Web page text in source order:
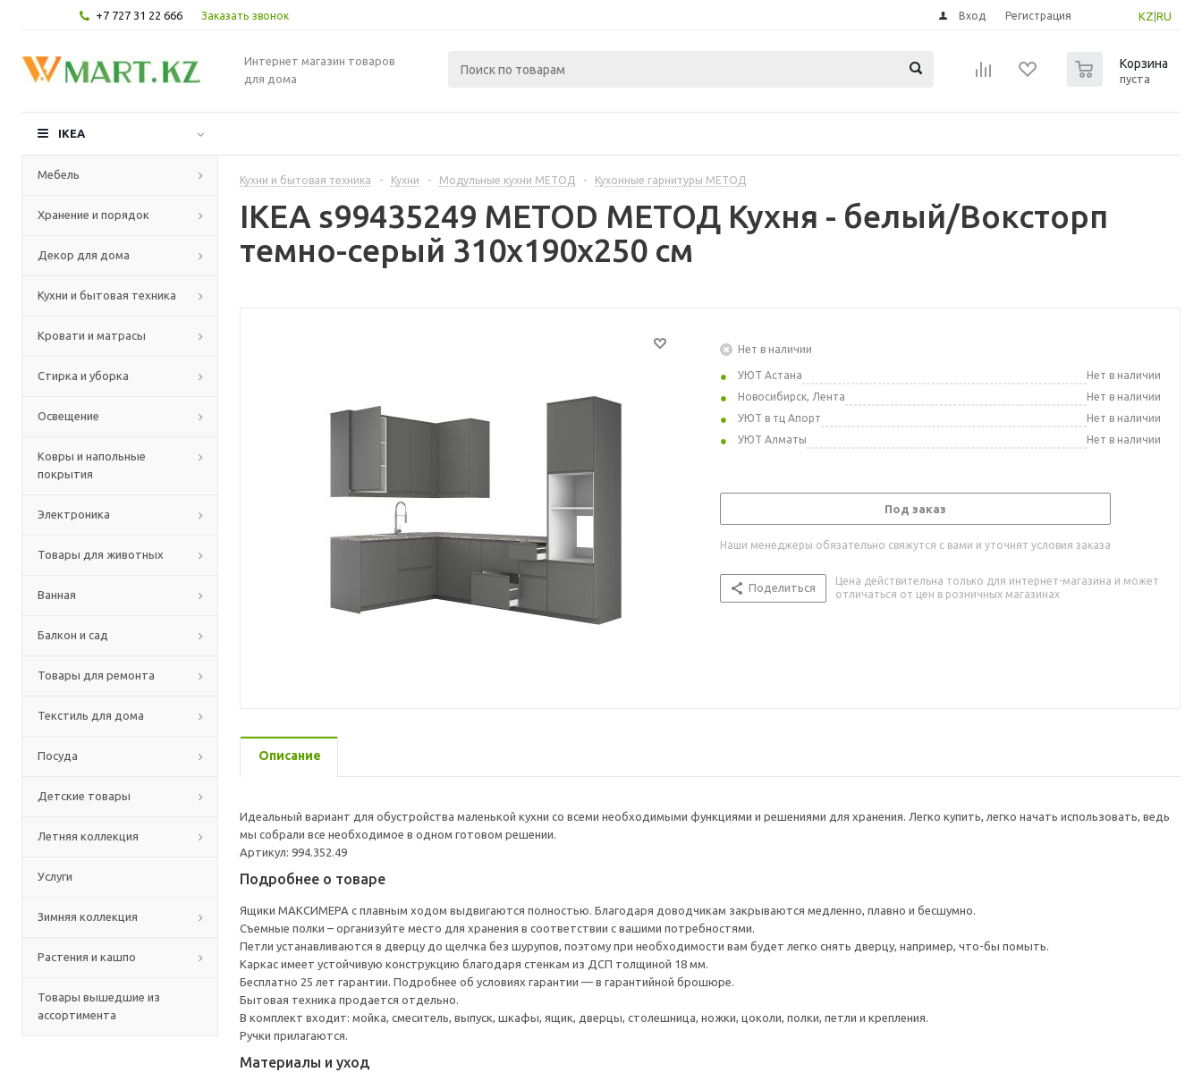
+7 727 31 22 666 Заказать звонок KZ RU
Вход Регистрация
Интернет магазин товаров
для дома
Корзина
пуста
IKEA
Мебель
Хранение и порядок
Декор для дома
Кухни и бытовая техника
Кровати и матрасы
Стирка и уборка
Освещение
Ковры и напольные
покрытия
Электроника
Товары для животных
Ванная
Балкон и сад
Товары для ремонта
Текстиль для дома
Посуда
Детские товары
Летняя коллекция
Услуги
Зимняя коллекция
Растения и кашпо
Товары вышедшие из
ассортимента
Кухни и бытовая техника - Кухни - Модульные кухни МЕТОД - Кухонные гарнитуры МЕТОД
IKEA s99435249 METOD МЕТОД Кухня - белый/Воксторп
темно-серый 310x190x250 см
Нет в наличии
УЮТ Астана
Нет в наличии
Новосибирск, Лента
Нет в наличии
УЮТ в тц Апорт
Нет в наличии
УЮТ Алматы
Нет в наличии
Под заказ
Наши менеджеры обязательно свяжутся с вами и уточнят условия заказа
Поделиться
Цена действительна только для интернет-магазина и может
отличаться от цен в розничных магазинах
Описание
Идеальный вариант для обустройства маленькой кухни со всеми необходимыми функциями и решениями для хранения. Легко купить, легко начать использовать, ведь
мы собрали все необходимое в одном готовом решении.
Артикул: 994.352.49
Подробнее о товаре
Ящики МАКСИМЕРА с плавным ходом выдвигаются полностью. Благодаря доводчикам закрываются медленно, плавно и бесшумно.
Съемные полки – организуйте место для хранения в соответствии с вашими потребностями.
Петли устанавливаются в дверцу до щелчка без шурупов, поэтому при необходимости вам будет легко снять дверцу, например, что-бы помыть.
Каркас имеет устойчивую конструкцию благодаря стенкам из ДСП толщиной 18 мм.
Бесплатно 25 лет гарантии. Подробнее об условиях гарантии — в гарантийной брошюре.
Бытовая техника продается отдельно.
В комплект входит: мойка, смеситель, выпуск, шкафы, ящик, дверцы, столешница, ножки, цоколи, полки, петли и крепления.
Ручки прилагаются.
Материалы и уход